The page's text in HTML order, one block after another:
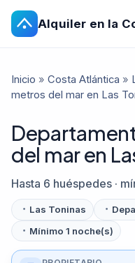
Alquiler en la
Inicio » Costa Atlántica »
metros del mar en Las
del mar en
Hasta 6 huéspedes ·
Las Toninas
Mínimo 1 noche(s)